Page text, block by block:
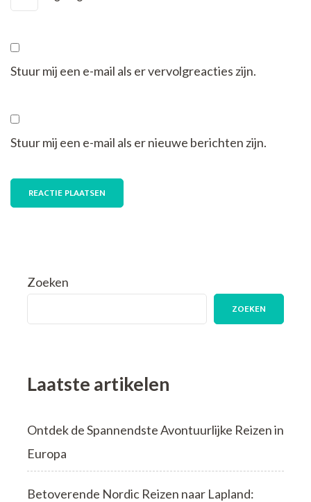
Stuur mij een e-mail als er vervolgreacties zijn.
Stuur mij een e-mail als er nieuwe berichten zijn.
Zoeken
ZOEKEN
Laatste artikelen
Ontdek de Spannendste Avontuurlijke Reizen in
Europa
Betoverende Nordic Reizen naar Lapland: